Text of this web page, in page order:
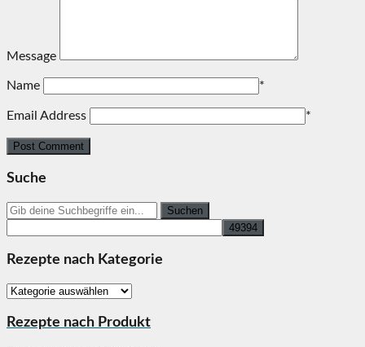
Message
Name *
Email Address *
Suche
Search
for:
Rezepte nach Kategorie
Rezepte
Kategorie
Rezepte nach Produkt